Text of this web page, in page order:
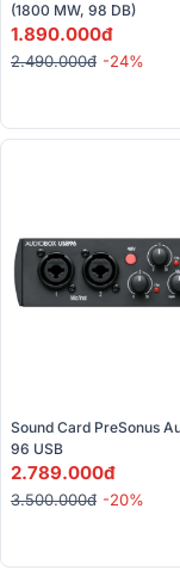
(1800 MW, 98 DB)
1.890.000đ
2.490.000đ -24%
Sound Card PreSonus
96 USB
2.789.000đ
3.500.000đ -20%